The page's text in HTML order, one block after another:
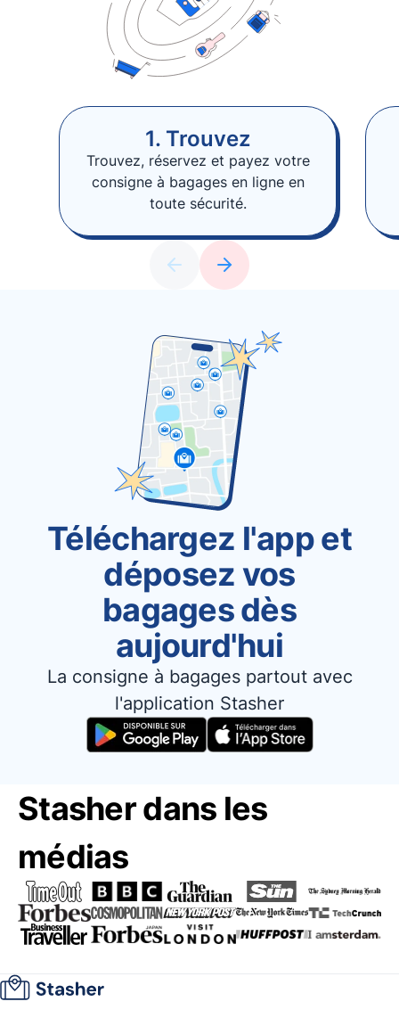
1. Trouvez
Trouvez, réservez et payez votre
consigne à bagages en ligne en
toute sécurité.
Téléchargez l'app et
déposez vos
bagages dès
aujourd'hui
La consigne à bagages partout avec
l'application Stasher
Stasher dans les
médias